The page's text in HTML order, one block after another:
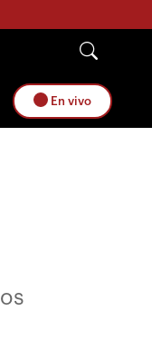
En vivo